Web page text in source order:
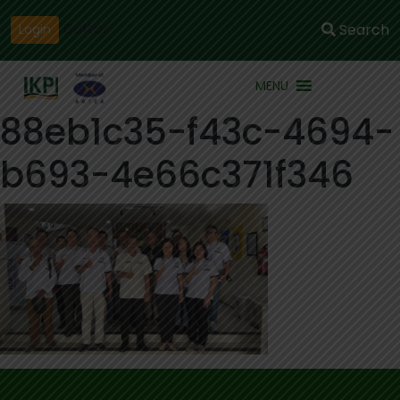
Login Search
MENU
88eb1c35-f43c-4694-
b693-4e66c371f346